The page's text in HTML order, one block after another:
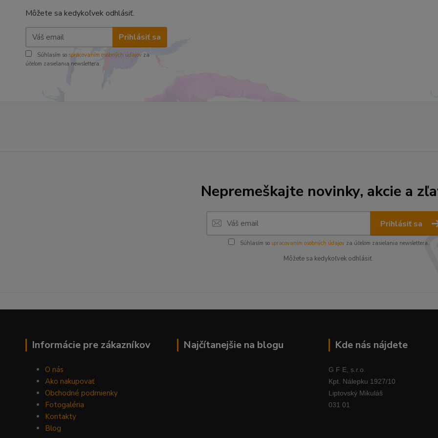
Môžete sa kedykoľvek odhlásiť.
Prihlásiť sa
Súhlasím so spracovaním osobných údajov za
účelom zasielania newslettera.
Nepremeškajte novinky, akcie a
Prihlásiť sa
Súhlasím so spracovaním osobných údajovza účelom zasielania newslettera.
Môžete sa kedykoľvek odhlásiť.
Informácie pre zákazníkov
O nás
Ako nakupovať
Obchodné podmienky
Fotogaléria
Kontakty
Blog
Najčítanejšie na blogu Kde nás nájdete
G F E, s.r.o.
Kpt. Nálepku 1927/10
Liptovský Mikuláš
031 01